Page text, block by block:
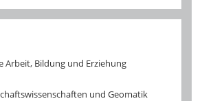
Arbeit, Bildung und Erziehung
und Geomatik